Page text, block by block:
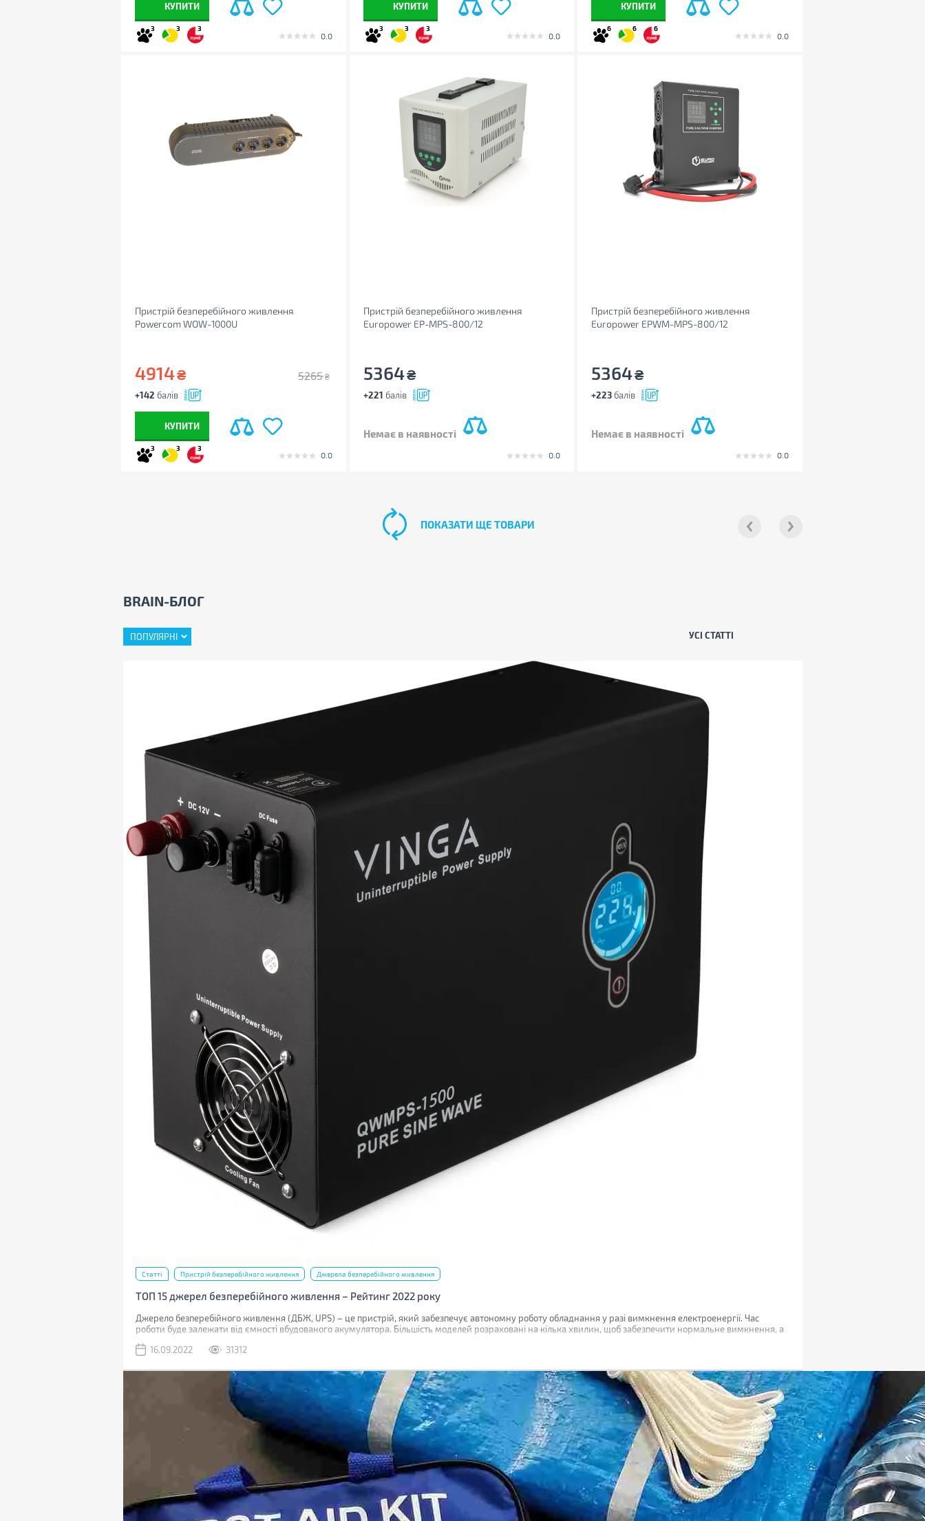
КУПИТИ
3 3 3
0.0
КУПИТИ
3 3 3
0.0
КУПИТИ
6 6 6
0.0
Пристрій безперебійного живлення
Powercom WOW-1000U
4914₴ 5265 ₴
+142 балів
КУПИТИ
3 3 3
0.0
Пристрій безперебійного живлення
Europower EP-MPS-800/12
5364₴
+221 балів
Немає в наявності
0.0
Пристрій безперебійного живлення
Europower EPWM-MPS-800/12
5364₴
+223 балів
Немає в наявності
0.0
ПОКАЗАТИ ЩЕ ТОВАРИ
BRAIN-БЛОГ
ПОПУЛЯРНІ УСІ СТАТТІ
Статті Пристрій безперебійного живлення Джерела безперебійного живлення
ТОП 15 джерел безперебійного живлення – Рейтинг 2022 року
Джерело безперебійного живлення (ДБЖ, UPS) – це пристрій, який забезпечує автономну роботу обладнання у разі вимкнення електроенергії. Час
роботи буде залежати від ємності вбудованого акумулятора. Більшість моделей розраховані на кілька хвилин, щоб забезпечити нормальне вимкнення, а
16.09.2022
31312